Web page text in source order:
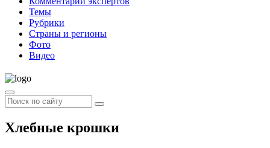
Темы
Рубрики
Страны и регионы
Фото
Видео
Хлебные крошки